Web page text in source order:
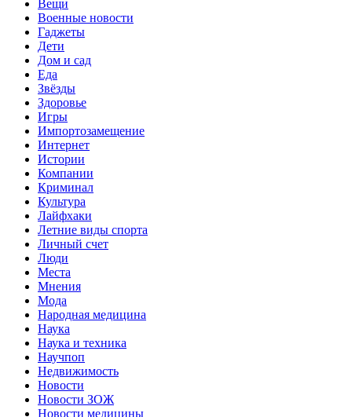
Вещи
Военные новости
Гаджеты
Дети
Дом и сад
Еда
Звёзды
Здоровье
Игры
Импортозамещение
Интернет
Истории
Компании
Криминал
Культура
Лайфхаки
Летние виды спорта
Личный счет
Люди
Места
Мнения
Мода
Народная медицина
Наука
Наука и техника
Научпоп
Недвижимость
Новости
Новости ЗОЖ
Новости медицины